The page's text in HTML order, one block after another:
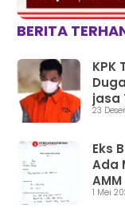
BERITA
KPK
jasa
Eks Buruh
Ada
AMM
1